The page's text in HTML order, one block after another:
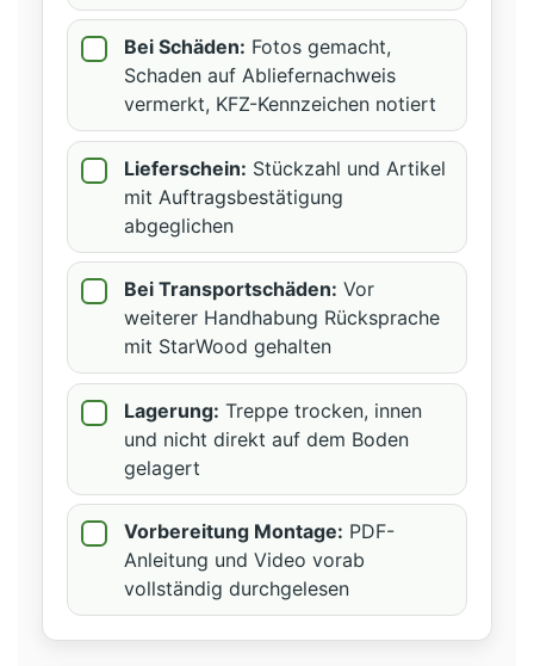
Bei Schäden: Fotos gemacht,
Schaden auf Abliefernachweis
vermerkt, KFZ-Kennzeichen notiert
Lieferschein: Stückzahl und Artikel
mit Auftragsbestätigung
abgeglichen
Bei Transportschäden: Vor
weiterer Handhabung Rücksprache
mit StarWood gehalten
Lagerung: Treppe trocken, innen
und nicht direkt auf dem Boden
gelagert
Vorbereitung Montage: PDF-
Anleitung und Video vorab
vollständig durchgelesen